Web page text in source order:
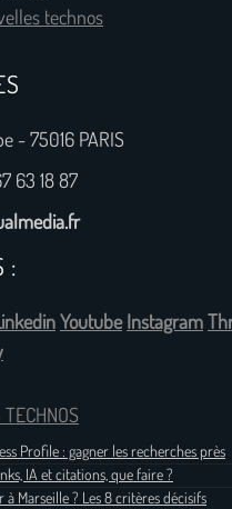
technos
- 75016 PARIS
63 18 87
:
Youtube Instagram
Profile : gagner les recherches près
IA et citations, que faire ?
à Marseille ? Les 8 critères décisifs